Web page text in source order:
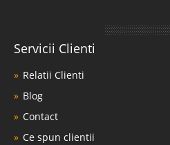
Servicii Clienti
Relatii Clienti
Blog
Contact
Ce spun clientii